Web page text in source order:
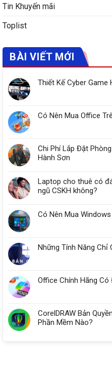
Tin Khuyến mãi
Toplist
BÀI VIẾT MỚI
Thiết Kế Cyber Game
Có Nên Mua Office
Chi Phí Lắp Đặt
Hành Sơn
Laptop cho thuê có
ngũ CSKH không?
Có Nên Mua
Những Tính Năng Chỉ
Office Chính Hãng
CorelDRAW Bản
Phần Mềm Nào?